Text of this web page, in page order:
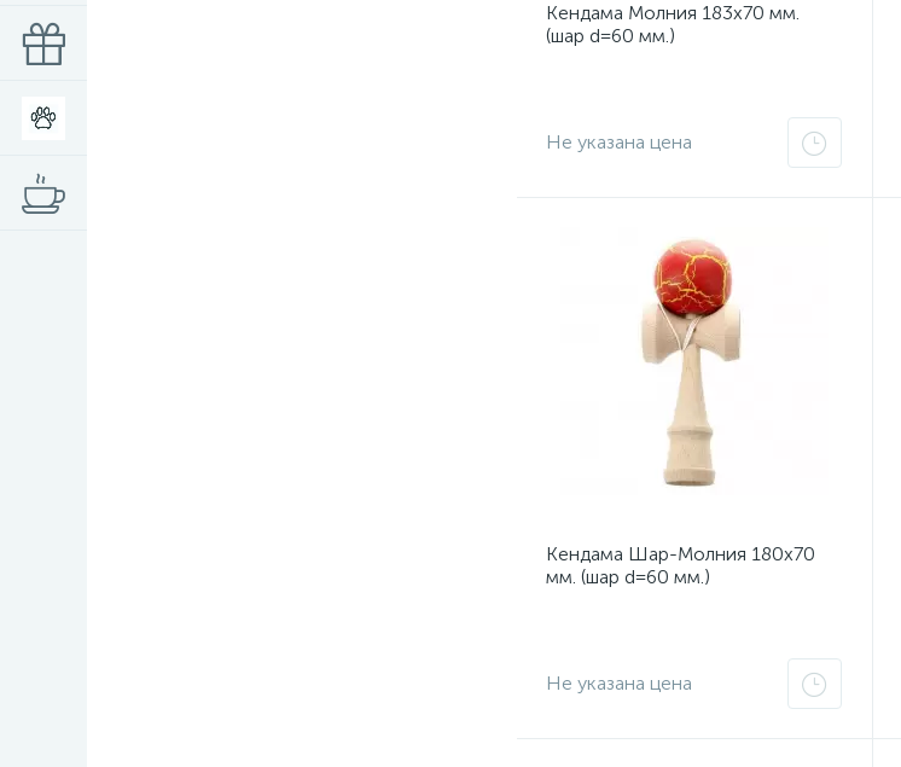
Кендама Молния 183x70 мм.
(шар d=60 мм.)
Не указана цена
Кендама Шар-Молния 180x70
мм. (шар d=60 мм.)
Не указана цена